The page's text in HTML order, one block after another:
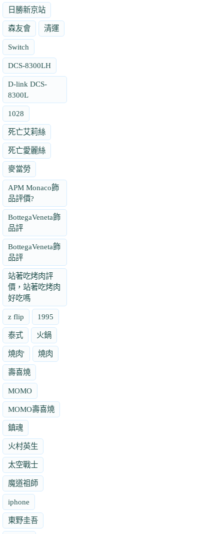
日勝新京站
森友會 清運
Switch
DCS-8300LH
D-link DCS-
8300L
1028
死亡艾莉絲
死亡愛麗絲
麥當勞
APM Monaco飾
品評價?
BottegaVeneta飾
品評
BottegaVeneta飾
品評
站著吃烤肉評
價，站著吃烤肉
好吃嗎
z flip 1995
泰式 火鍋
燒肉' 燒肉
壽喜燒
MOMO
MOMO壽喜燒
鎮魂
火村英生
太空戰士
魔道祖師
iphone
東野圭吾